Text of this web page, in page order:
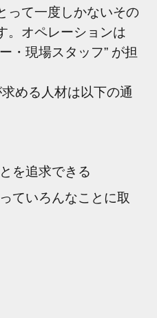
って一度しかないその
。オペレーションは
・現場スタッフ” が担
める人材は以下の通
を追求できる
ていろんなことに取